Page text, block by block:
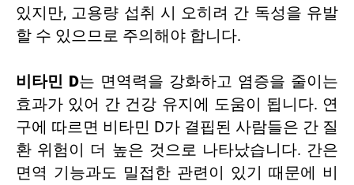
있지만, 고용량 섭취 시 오히려 간 독성을 유발
할 수 있으므로 주의해야 합니다.
비타민 D는 면역력을 강화하고 염증을 줄이는
효과가 있어 간 건강 유지에 도움이 됩니다. 연
구에 따르면 비타민 D가 결핍된 사람들은 간 질
환 위험이 더 높은 것으로 나타났습니다. 간은
면역 기능과도 밀접한 관련이 있기 때문에 비